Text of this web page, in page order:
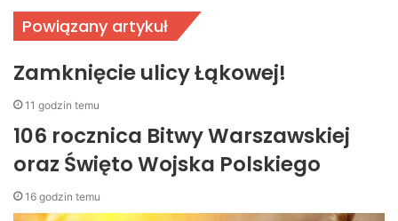
Powiązany artykuł
Zamknięcie ulicy Łąkowej!
11 godzin temu
106 rocznica Bitwy Warszawskiej
oraz Święto Wojska Polskiego
16 godzin temu